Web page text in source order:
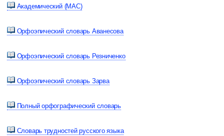
Академический (МАС)
Орфоэпический словарь Аванесова
Орфоэпический словарь Резниченко
Орфоэпический словарь Зарва
Полный орфографический словарь
Словарь трудностей русского языка